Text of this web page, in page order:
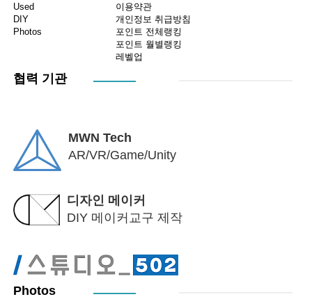
Used
DIY
Photos
이용약관
개인정보 취급방침
포인트 전체랭킹
포인트 월별랭킹
레벨업
협력 기관
MWN Tech
AR/VR/Game/Unity
디자인 메이커
DIY 메이커교구 제작
Photos